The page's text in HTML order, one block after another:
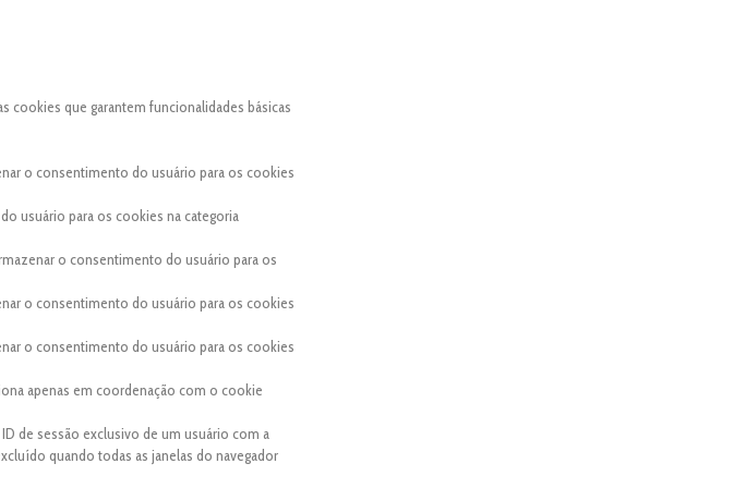
cookies que garantem funcionalidades básicas
o consentimento do usuário para os cookies
usuário para os cookies na categoria
o consentimento do usuário para os
o consentimento do usuário para os cookies
o consentimento do usuário para os cookies
apenas em coordenação com o cookie
de sessão exclusivo de um usuário com a
quando todas as janelas do navegador